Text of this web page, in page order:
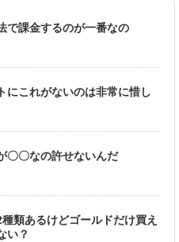
で課金するのが一番なの
にこれがないのは非常に惜し
〇〇なの許せないんだ
種類あるけどゴールドだけ買え
い？